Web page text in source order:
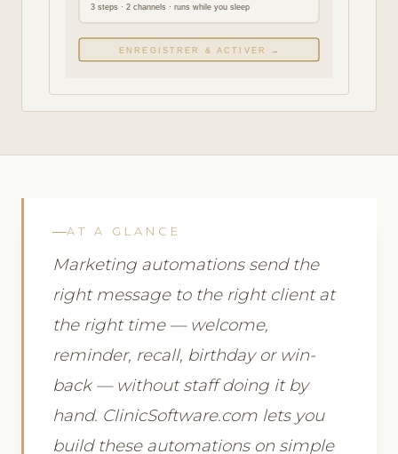
3 steps · 2 channels · runs while you sleep
ENREGISTRER & ACTIVER →
AT A GLANCE
Marketing automations send the
right message to the right client at
the right time — welcome,
reminder, recall, birthday or win-
back — without staff doing it by
hand. ClinicSoftware.com lets you
build these automations on simple